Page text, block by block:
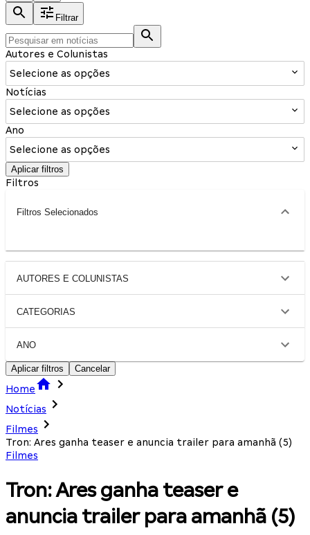
Filtrar
Autores e Colunistas
Selecione as opções
Notícias
Selecione as opções
Ano
Selecione as opções
Aplicar filtros
Filtros
Filtros Selecionados
AUTORES E COLUNISTAS
CATEGORIAS
ANO
Aplicar filtros Cancelar
Home
Notícias
Filmes
Tron: Ares ganha teaser e anuncia trailer para amanhã (5)
Filmes
Tron: Ares ganha teaser e
anuncia trailer para amanhã (5)